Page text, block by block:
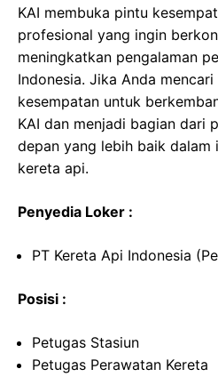
KAI membuka pintu
profesional yang ingin
meningkatkan pengalaman
Indonesia. Jika Anda
kesempatan untuk
KAI dan menjadi bagian dari
depan yang lebih baik
kereta api.
Penyedia Loker :
PT Kereta Api Indonesia
Posisi :
Petugas Stasiun
Petugas Perawatan Kereta